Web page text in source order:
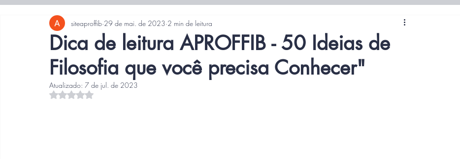
Dica de leitura APROFFIB - 50 Ideias de
Filosofia que você precisa Conhecer"
siteaproffib 29 de mai. de 2023 2 min de leitura
Atualizado: 7 de jul. de 2023
Avaliado com NaN de 5 estrelas.